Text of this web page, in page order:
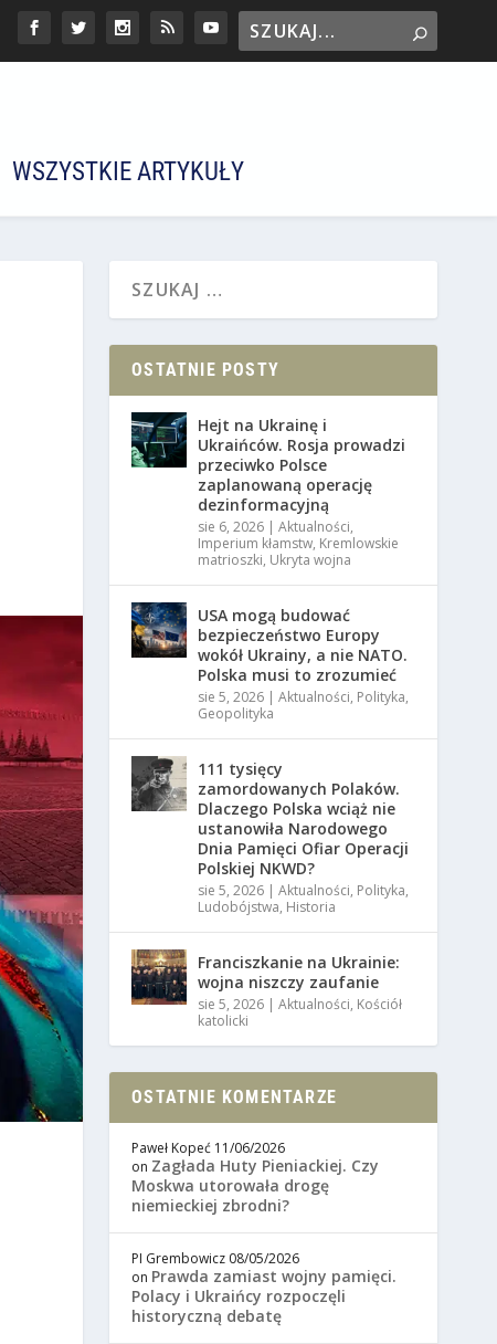
WSZYSTKIE ARTYKUŁY
OSTATNIE POSTY
Hejt na Ukrainę i
Ukraińców. Rosja prowadzi
przeciwko Polsce
zaplanowaną operację
dezinformacyjną
sie 6, 2026 |Aktualności,
Imperium kłamstw, Kremlowskie
matrioszki, Ukryta wojna
USA mogą budować
bezpieczeństwo Europy
wokół Ukrainy, a nie NATO.
Polska musi to zrozumieć
sie 5, 2026 |Aktualności, Polityka,
Geopolityka
111 tysięcy
zamordowanych Polaków.
Dlaczego Polska wciąż nie
ustanowiła Narodowego
Dnia Pamięci Ofiar Operacji
Polskiej NKWD?
sie 5, 2026 |Aktualności, Polityka,
Ludobójstwa, Historia
Franciszkanie na Ukrainie:
wojna niszczy zaufanie
sie 5, 2026 |Aktualności, Kościół
katolicki
OSTATNIE KOMENTARZE
Paweł Kopeć 11/06/2026
on Zagłada Huty Pieniackiej. Czy
Moskwa utorowała drogę
niemieckiej zbrodni?
PI Grembowicz 08/05/2026
on Prawda zamiast wojny pamięci.
Polacy i Ukraińcy rozpoczęli
historyczną debatę